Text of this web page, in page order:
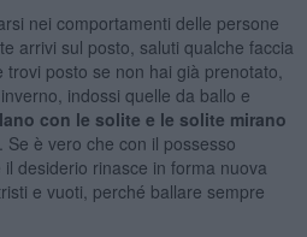
nei comportamenti delle persone
arrivi sul posto, saluti qualche faccia
posto se non hai già prenotato,
indossi quelle da ballo e
con le solite e le solite mirano
è vero che con il possesso
desiderio rinasce in forma nuova
e vuoti, perché ballare sempre